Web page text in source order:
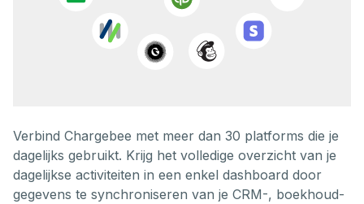
Verbind Chargebee met meer dan 30 platforms die je
dagelijks gebruikt. Krijg het volledige overzicht van je
dagelijkse activiteiten in een enkel dashboard door
gegevens te synchroniseren van je CRM-, boekhoud-